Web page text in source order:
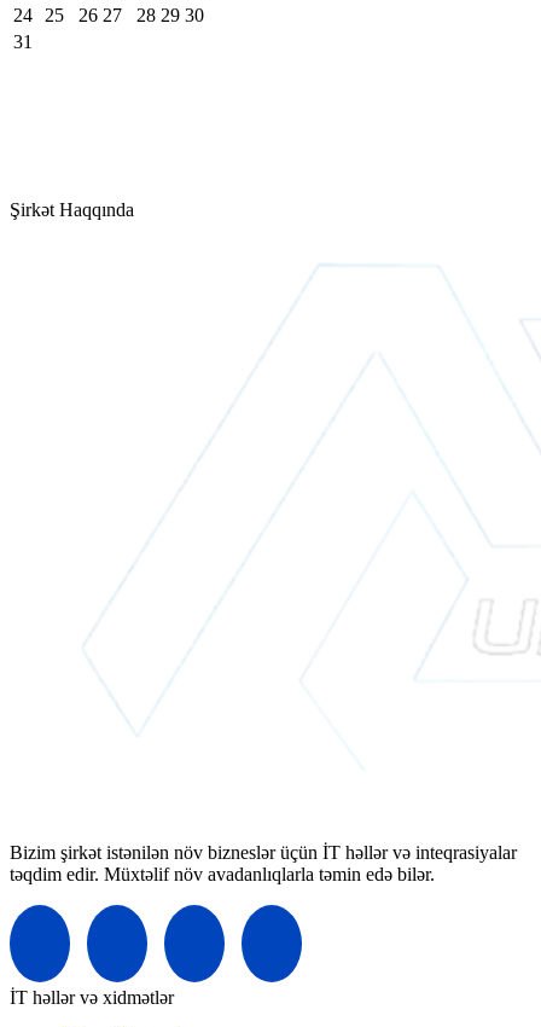
24
25 26 27 28 29 30
31
Şirkət Haqqında
Bizim şirkət istənilən növ bizneslər üçün İT həllər və inteqrasiyalar
təqdim edir. Müxtəlif növ avadanlıqlarla təmin edə bilər.
İT həllər və xidmətlər